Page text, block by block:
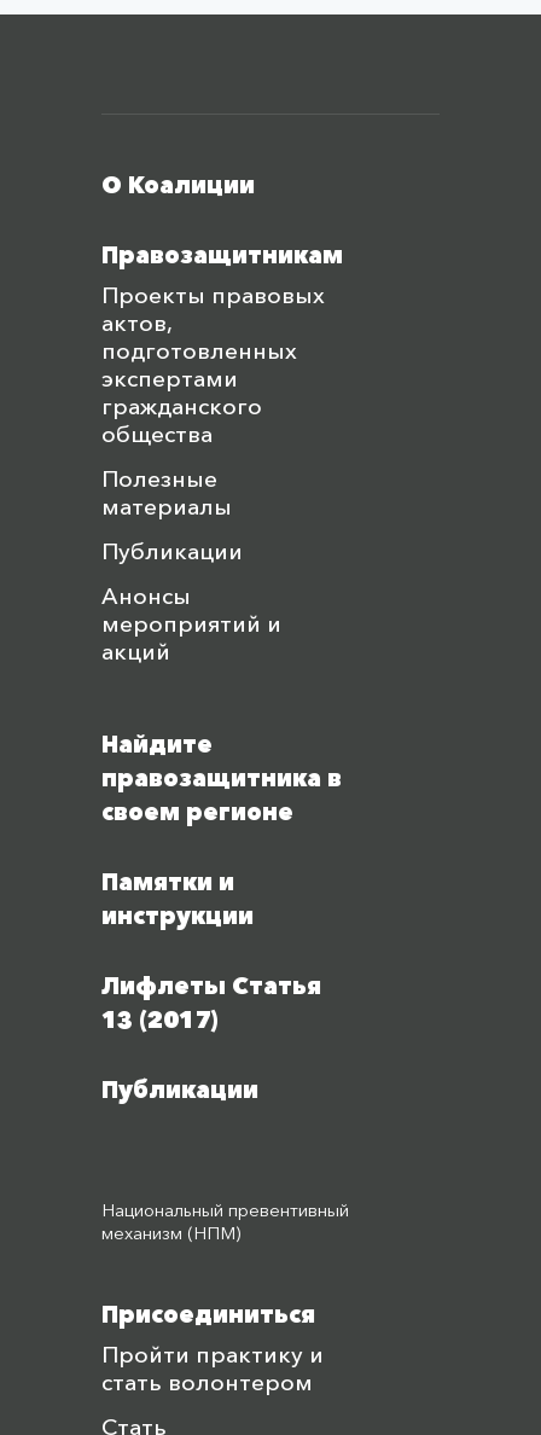
О Коалиции
Правозащитникам
Проекты правовых
актов,
подготовленных
экспертами
гражданского
общества
Полезные
материалы
Публикации
Анонсы
мероприятий и
акций
Найдите
правозащитника в
своем регионе
Памятки и
инструкции
Лифлеты Статья
13 (2017)
Публикации
Национальный превентивный
механизм (НПМ)
Присоединиться
Пройти практику и
стать волонтером
Стать